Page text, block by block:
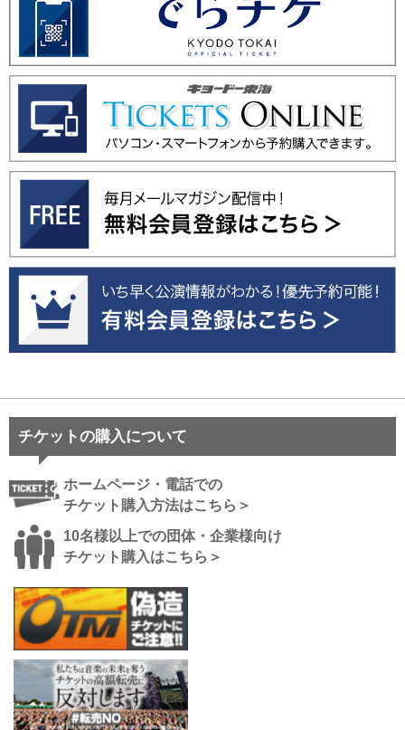
チケットの購入について
ホームページ・電話での
チケット購入方法はこちら＞
10名様以上での団体・企業様向け
チケット購入はこちら＞